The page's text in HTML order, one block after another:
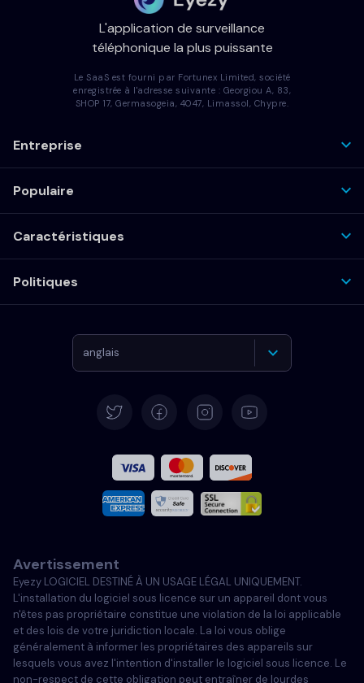
L'application de surveillance
téléphonique la plus puissante
Le SaaS est fourni par Fortunex Limited, société
enregistrée à l'adresse suivante : Georgiou A, 83,
SHOP 17, Germasogeia, 4047, Limassol, Chypre.
Entreprise
Populaire
Caractéristiques
Politiques
anglais
Français
Italiano
Portugais
Türkçe
Polski
Avertissement
Eyezy LOGICIEL DESTINÉ À UN USAGE LÉGAL UNIQUEMENT.
L'installation du logiciel sous licence sur un appareil dont vous
n'êtes pas propriétaire constitue une violation de la loi applicable
et des lois de votre juridiction locale. La loi vous oblige
généralement à informer les propriétaires des appareils sur
lesquels vous avez l'intention d'installer le logiciel sous licence. Le
non-respect de cette obligation peut entraîner de lourdes